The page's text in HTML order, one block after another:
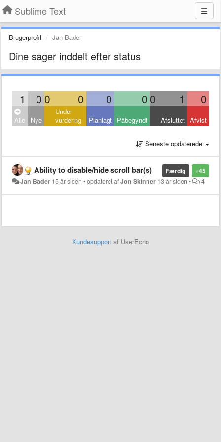
Sublime Text
Brugerprofil Jan Bader
Dine sager inddelt efter status
1 0 0 0 0 0 0 1 0
Alle Nye
Under
vurdering
Planlagt Påbegyndt Afsluttet Afvist
Seneste opdaterede
+45
Færdig
Ability to disable/hide scroll bar(s)
Jan Bader 15 år siden •opdateret afJon Skinner 13 år siden • 4
Kundesupport af UserEcho